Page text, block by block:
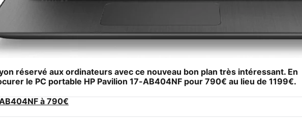
réservé aux ordinateurs avec ce nouveau bon plan très intéressant. En
le PC portable HP Pavilion 17-AB404NF pour 790€ au lieu de 1199€.
à 790€